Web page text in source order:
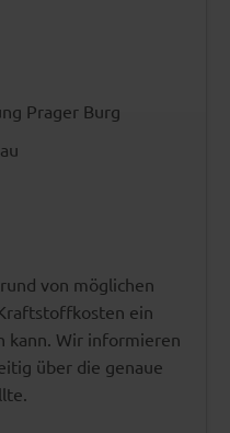
Prager Burg
von möglichen
ein
kann. Wir informieren
über die genaue